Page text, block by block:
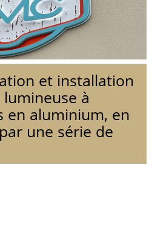
et installation
à
en aluminium, en
une série de